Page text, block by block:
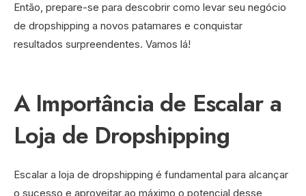
Então, prepare-se para descobrir como levar seu negócio
de dropshipping a novos patamares e conquistar
resultados surpreendentes. Vamos lá!
A Importância de Escalar a
Loja de Dropshipping
Escalar a loja de dropshipping é fundamental para alcançar
o sucesso e aproveitar ao máximo o potencial desse